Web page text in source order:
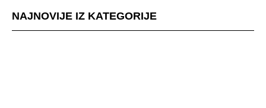
NAJNOVIJE IZ KATEGORIJE